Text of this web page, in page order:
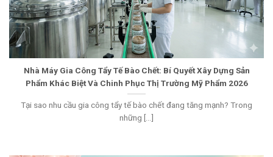
Nhà Máy Gia Công Tẩy Tế Bào Chết: Bí Quyết Xây Dựng Sản
Phẩm Khác Biệt Và Chinh Phục Thị Trường Mỹ Phẩm 2026
Tại sao nhu cầu gia công tẩy tế bào chết đang tăng mạnh? Trong
những [...]